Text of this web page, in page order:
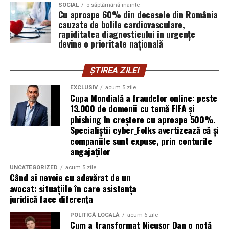
vigilența utilizatorului rămâne prima linie de apărare”,
explică Horațiu Șimon, Chief Technology Officer
cyber_Folks România.
Subiectul a fost semnalat și de FBI, care a inclus în
informările din ultima lună amenințările asociate
turneului, de la fraude online și furtul datelor până la
operațiuni de dezinformare.
Avertismentele publice s-au concentrat în principal
asupra fanilor și infrastructurii orașelor gazdă, însă
specialiștii atrag atenția că firmele pot fi afectate
inclusiv atunci când nu au nicio legătură directă cu
industria sportului, turismului sau vânzarea de bilete.
Atacurile sunt mai eficiente în contextul
evenimentelor globale
Campaniile de phishing asociate evenimentelor
SOCIAL o săptămână inainte
Cu aproape 60% din decesele din România
cauzate de bolile cardiovasculare,
rapiditatea diagnosticului în urgențe
devine o prioritate națională
ȘTIREA ZILEI
EXCLUSIV acum 5 zile
Cupa Mondială a fraudelor online: peste
13.000 de domenii cu temă FIFA și
phishing în creștere cu aproape 500%.
Specialiștii cyber_Folks avertizează că și
companiile sunt expuse, prin conturile
angajaților
UNCATEGORIZED acum 5 zile
Când ai nevoie cu adevărat de un
avocat: situațiile în care asistența
juridică face diferența
POLITICĂ LOCALĂ acum 6 zile
Cum a transformat Nicușor Dan o notă